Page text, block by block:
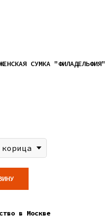
СУМКА "ФИЛАДЕЛЬФИЯ"
в Москве